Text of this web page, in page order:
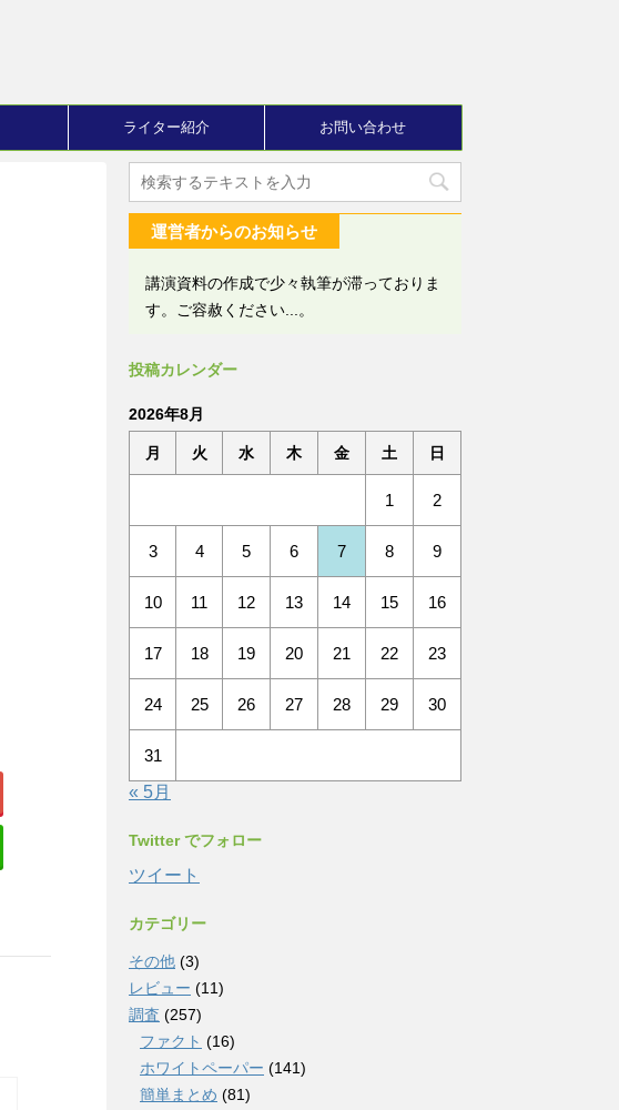
ライター紹介 お問い合わせ
運営者からのお知らせ
講演資料の作成で少々執筆が滞っておりま
す。ご容赦ください...。
投稿カレンダー
2026年8月
月 火 水 木 金 土 日
1 2
3 4 5 6 7 8 9
10 11 12 13 14 15 16
17 18 19 20 21 22 23
24 25 26 27 28 29 30
31
« 5月
Twitter でフォロー
ツイート
カテゴリー
その他 (3)
レビュー (11)
調査 (257)
ファクト (16)
ホワイトペーパー (141)
簡単まとめ (81)